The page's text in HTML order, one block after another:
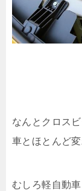
なんとクロス
車とほとんど
むしろ軽自動